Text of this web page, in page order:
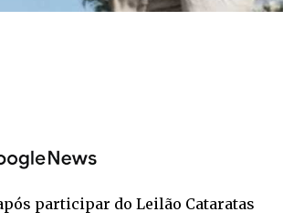
participar do Leilão Cataratas